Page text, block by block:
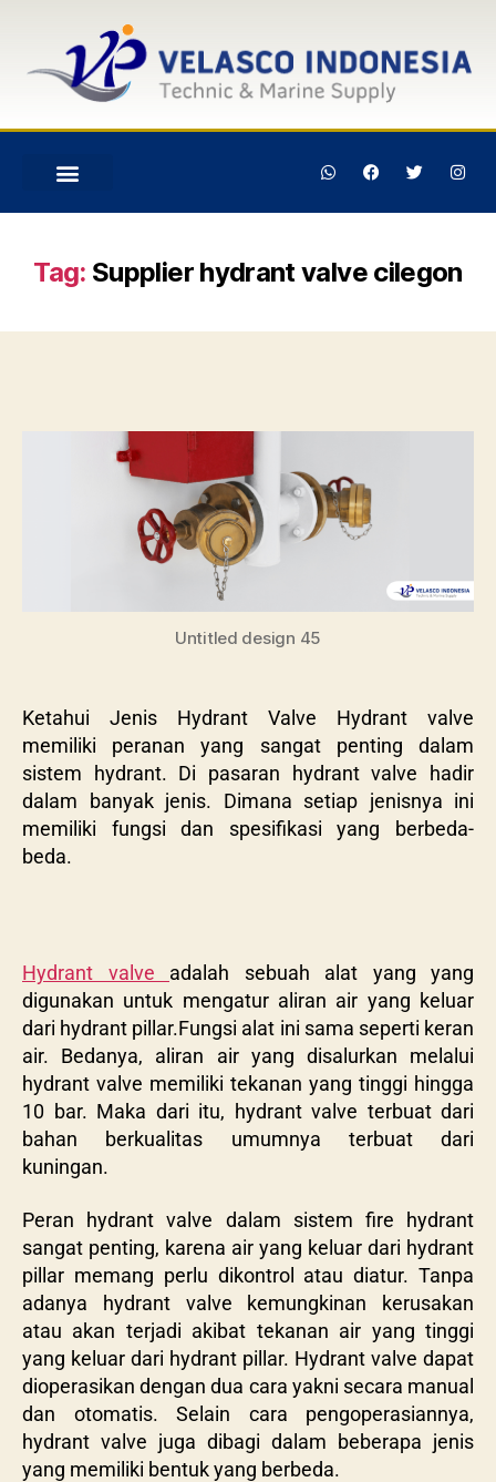
Tag: Supplier hydrant valve cilegon
Untitled design 45
Ketahui Jenis Hydrant Valve Hydrant valve
memiliki peranan yang sangat penting dalam
sistem hydrant. Di pasaran hydrant valve hadir
dalam banyak jenis. Dimana setiap jenisnya ini
memiliki fungsi dan spesifikasi yang berbeda-
beda.
Hydrant valve adalah sebuah alat yang yang
digunakan untuk mengatur aliran air yang keluar
dari hydrant pillar.Fungsi alat ini sama seperti keran
air. Bedanya, aliran air yang disalurkan melalui
hydrant valve memiliki tekanan yang tinggi hingga
10 bar. Maka dari itu, hydrant valve terbuat dari
bahan berkualitas umumnya terbuat dari
kuningan.
Peran hydrant valve dalam sistem fire hydrant
sangat penting, karena air yang keluar dari hydrant
pillar memang perlu dikontrol atau diatur. Tanpa
adanya hydrant valve kemungkinan kerusakan
atau akan terjadi akibat tekanan air yang tinggi
yang keluar dari hydrant pillar. Hydrant valve dapat
dioperasikan dengan dua cara yakni secara manual
dan otomatis. Selain cara pengoperasiannya,
hydrant valve juga dibagi dalam beberapa jenis
yang memiliki bentuk yang berbeda.